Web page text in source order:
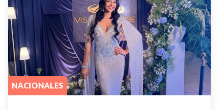
NACIONALES